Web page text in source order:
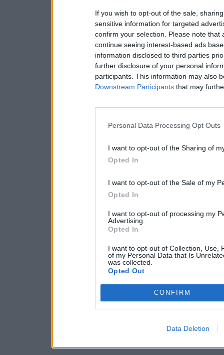
If you wish to opt-out of the sale,
sensitive information for targeted
confirm your selection. Please note
continue seeing interest-based ads
information disclosed to third parties
further disclosure of your personal
participants. This information may also
Downstream Participants that may
Personal Data Processing Opt Outs
I want to opt-out of the Sharing of
Opted In
I want to opt-out of the Sale of my
Opted In
I want to opt-out of processing my
Advertising.
Opted In
I want to opt-out of Collection, Use,
of my Personal Data that Is
was collected.
Opted Out
CONFIRM
Data Deletion